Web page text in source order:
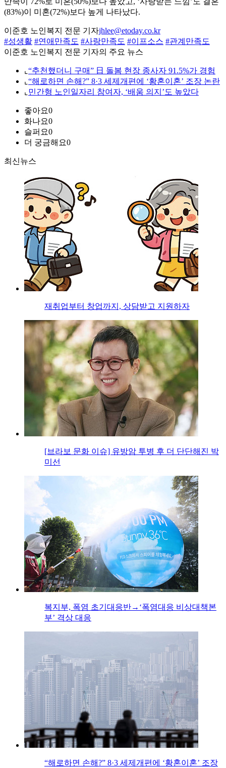
(83%)이 미혼(72%)보다 높게 나타났다.
이준호 노인복지 전문 기자jhlee@etoday.co.kr
#성생활 #연애만족도 #사랑만족도 #이프소스 #관계만족도
이준호 노인복지 전문 기자의 주요 뉴스
⌞ “추천했더니 구매” 日 돌봄 현장 종사자 91.5%가 경험
⌞ “해로하면 손해?” 8·3 세제개편에 ‘황혼이혼’ 조장 논란
⌞ 민간형 노인일자리 참여자, ‘배움 의지’도 높았다
좋아요0
화나요0
슬퍼요0
더 궁금해요0
최신뉴스
재취업부터 창업까지, 상담받고 지원하자
[브라보 문화 이슈] 유방암 투병 후 더 단단해진 박
미선
복지부, 폭염 초기대응반→‘폭염대응 비상대책본
부’ 격상 대응
“해로하면 손해?” 8·3 세제개편에 ‘황혼이혼’ 조장